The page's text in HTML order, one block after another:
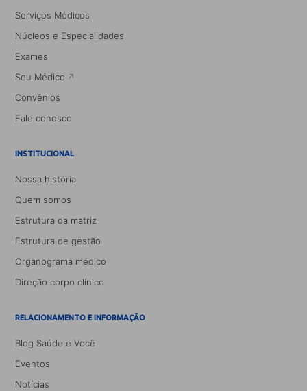
Serviços Médicos
Núcleos e Especialidades
Exames
Seu Médico
Convênios
Fale conosco
INSTITUCIONAL
Nossa história
Quem somos
Estrutura da matriz
Estrutura de gestão
Organograma médico
Direção corpo clínico
RELACIONAMENTO E INFORMAÇÃO
Blog Saúde e Você
Eventos
Notícias